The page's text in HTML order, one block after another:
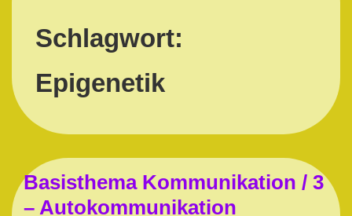
Schlagwort:
Epigenetik
Basisthema Kommunikation / 3
– Autokommunikation